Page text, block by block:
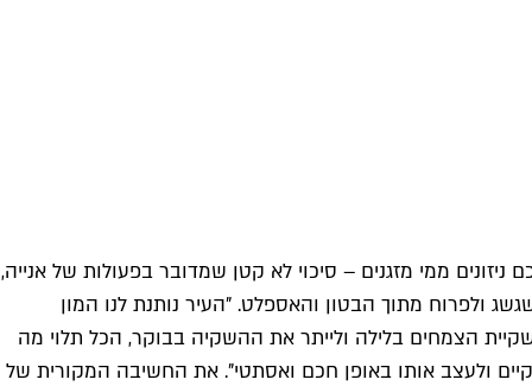
ממי מזגנים – סיכוי לא קטן שמדובר בפעולות של אנייה,
ולפרוח מתוך הבטון והאספלט. "העיר נותנת לנו המון
הצמחים בלילה ולייתר את ההשקיה בבוקר, הכל תלוי מה
ולעצב אותו באופן חכם ואסתטי". את החשיבה המקורית של